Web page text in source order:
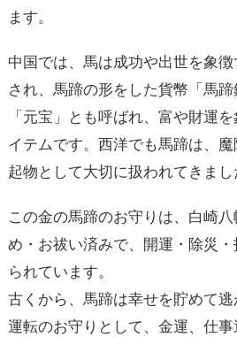
ます。
中国では、馬は成功や出世を象
され、馬蹄の形をした貨幣「馬
「元宝」とも呼ばれ、富や財運
イテムです。西洋でも馬蹄は、
起物として大切に扱われてきまし
この金の馬蹄のお守りは、白崎
め・お祓い済みで、開運・除災
られています。
古くから、馬蹄は幸せを貯めて
運転のお守りとして、金運、仕